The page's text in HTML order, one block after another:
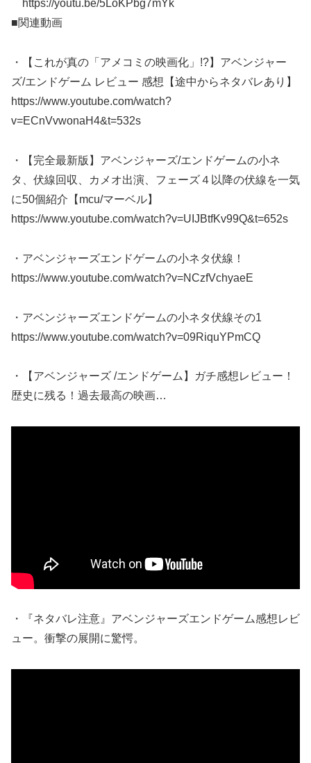
https://youtu.be/5LoKPbg7mYk
■関連動画
・【これが真の「アメコミの映画化」!?】アベンジャー
ズ/エンドゲーム レビュー 感想【途中からネタバレあり】
https://www.youtube.com/watch?
v=ECnVvwonaH4&t=532s
・【完全最新版】アベンジャーズ/エンドゲームの小ネ
タ、伏線回収、カメオ出演、フェーズ４以降の伏線を一気
に50個紹介【mcu/マーベル】
https://www.youtube.com/watch?v=UIJBtfKv99Q&t=652s
・アベンジャーズエンドゲームの小ネタ伏線！
https://www.youtube.com/watch?v=NCzfVchyaeE
・アベンジャーズエンドゲームの小ネタ伏線その1
https://www.youtube.com/watch?v=09RiquYPmCQ
・【アベンジャーズ /エンドゲーム】ガチ感想レビュー！
歴史に残る！過去最高の映画…
・『ネタバレ注意』アベンジャーズエンドゲーム感想レビ
ュー。衝撃の展開に驚愕。